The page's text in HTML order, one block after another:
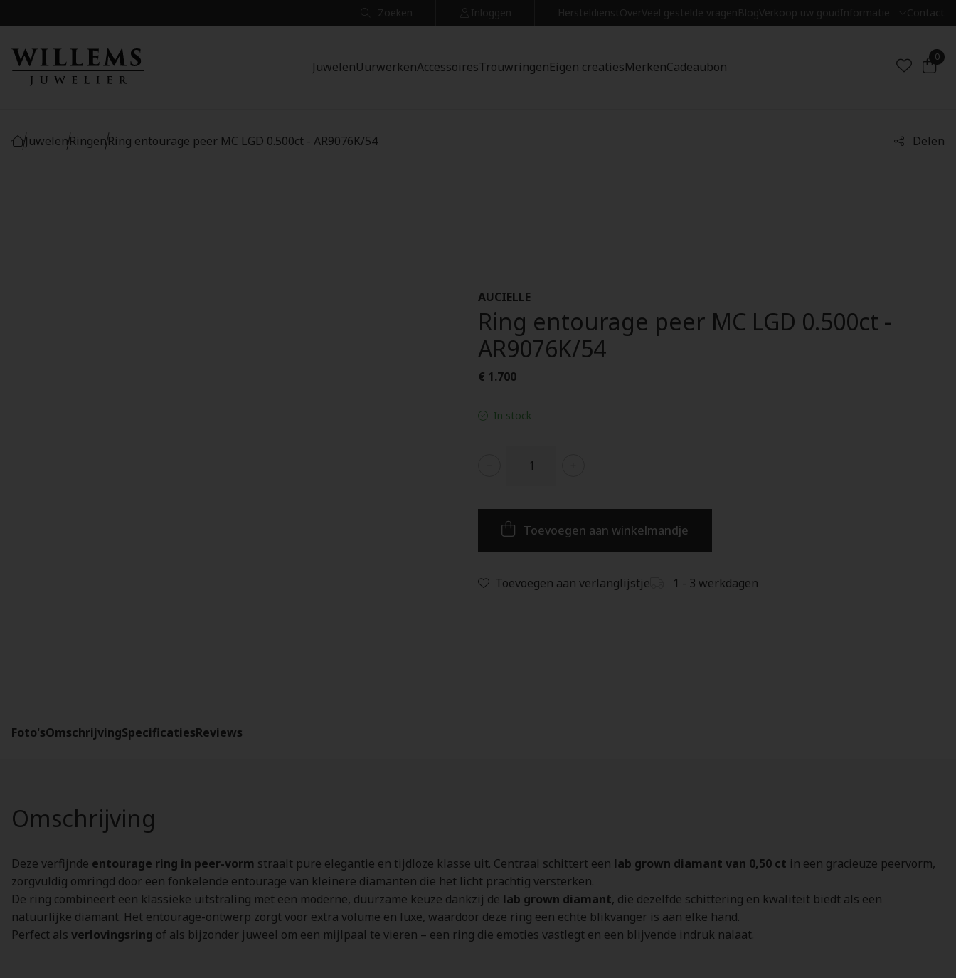
Zoeken Inloggen HersteldienstOverVeel gestelde vragenBlogVerkoop uw goudInformatie Contact
JuwelenUurwerkenAccessoiresTrouwringenEigen creatiesMerkenCadeaubon
0
JuwelenRingenRing entourage peer MC LGD 0.500ct - AR9076K/54 Delen
AUCIELLE
Ring entourage peer MC LGD 0.500ct -
AR9076K/54
€ 1.700
In stock
Toevoegen aan winkelmandje
Toevoegen aan verlanglijstje 1 - 3 werkdagen
Foto'sOmschrijvingSpecificatiesReviews
Omschrijving
Deze verfijnde entourage ring in peer-vorm straalt pure elegantie en tijdloze klasse uit. Centraal schittert een lab grown diamant van 0,50 ct in een gracieuze peervorm,
zorgvuldig omringd door een fonkelende entourage van kleinere diamanten die het licht prachtig versterken.
De ring combineert een klassieke uitstraling met een moderne, duurzame keuze dankzij de lab grown diamant, die dezelfde schittering en kwaliteit biedt als een
natuurlijke diamant. Het entourage-ontwerp zorgt voor extra volume en luxe, waardoor deze ring een echte blikvanger is aan elke hand.
Perfect als verlovingsring of als bijzonder juweel om een mijlpaal te vieren – een ring die emoties vastlegt en een blijvende indruk nalaat.